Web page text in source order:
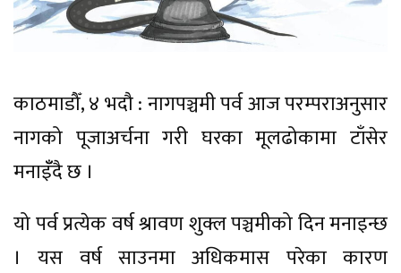
काठमाडौँ, ४ भदौ : नागपञ्चमी पर्व आज परम्पराअनुसार
नागको पूजाअर्चना गरी घरका मूलढोकामा टाँसेर
मनाइँँदै छ ।
यो पर्व प्रत्येक वर्ष श्रावण शुक्ल पञ्चमीको दिन मनाइन्छ
। यस वर्ष साउनमा अधिकमास परेका कारण